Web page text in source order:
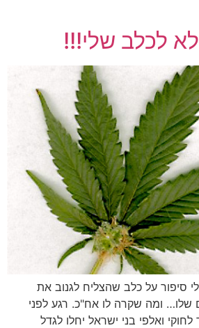
לכלב שלי!!!
סיפור על כלב שהצליח לגנוב את
שלו… ומה שקרה לו אח"כ. רגע לפני
לחוקי ואלפי בני ישראל יחלו לגדל